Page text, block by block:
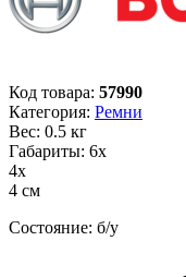
Код товара: 57990
Категория: Ремни
Вес: 0.5 кг
Габариты: 6х
4х
4 см
Состояние: б/у